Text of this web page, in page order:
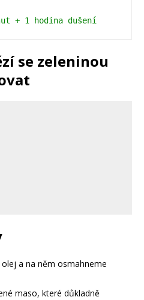
+ 1 hodina dušení
se zeleninou
a na něm osmahneme
maso, které důkladně